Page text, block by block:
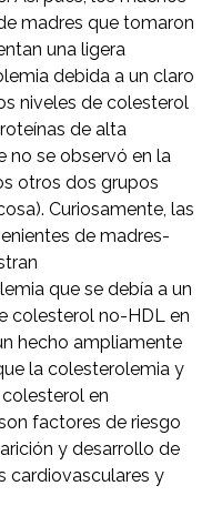
madres que tomaron
una ligera
debida a un claro
niveles de colesterol
de alta
no se observó en la
otros dos grupos
Curiosamente, las
de madres-
que se debía a un
colesterol no-HDL en
hecho ampliamente
la colesterolemia y
en
factores de riesgo
y desarrollo de
cardiovasculares y